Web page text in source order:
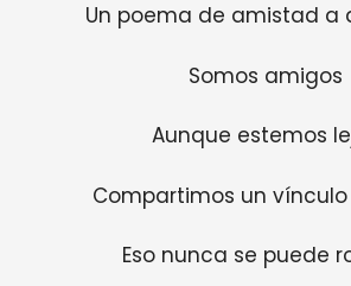
Un poema de amistad a
Somos amigos
Aunque estemos
Compartimos un
Eso nunca se puede